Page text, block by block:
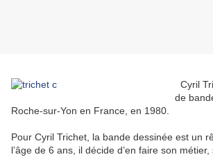
Cyril
de
Roche-sur-Yon en France, en 1980.
Pour Cyril Trichet, la bande dessinée est un
l’âge de 6 ans, il décide d’en faire son